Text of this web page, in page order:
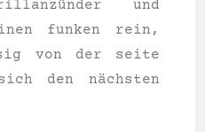
und
fun­ken rein,
von der sei­te
den nächsten